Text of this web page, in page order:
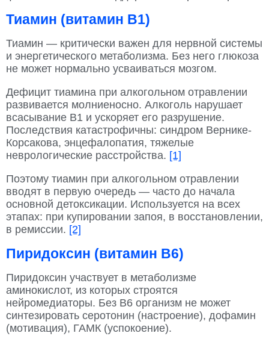
Тиамин (витамин B1)
Тиамин — критически важен для нервной системы
и энергетического метаболизма. Без него глюкоза
не может нормально усваиваться мозгом.
Дефицит тиамина при алкогольном отравлении
развивается молниеносно. Алкоголь нарушает
всасывание В1 и ускоряет его разрушение.
Последствия катастрофичны: синдром Вернике-
Корсакова, энцефалопатия, тяжелые
неврологические расстройства. [1]
Поэтому тиамин при алкогольном отравлении
вводят в первую очередь — часто до начала
основной детоксикации. Используется на всех
этапах: при купировании запоя, в восстановлении,
в ремиссии. [2]
Пиридоксин (витамин B6)
Пиридоксин участвует в метаболизме
аминокислот, из которых строятся
нейромедиаторы. Без В6 организм не может
синтезировать серотонин (настроение), дофамин
(мотивация), ГАМК (успокоение).